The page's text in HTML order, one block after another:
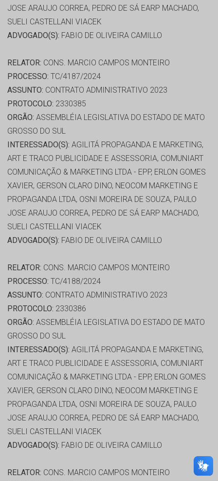
JOSE ARAUJO CORREA, PEDRO DE SÁ EARP MACHADO,
SUELI CASTELLANI VIACEK
ADVOGADO(S): FABIO DE OLIVEIRA CAMILLO
RELATOR: CONS. MARCIO CAMPOS MONTEIRO
PROCESSO: TC/4187/2024
ASSUNTO: CONTRATO ADMINISTRATIVO 2023
PROTOCOLO: 2330385
ORGÃO: ASSEMBLÉIA LEGISLATIVA DO ESTADO DE MATO
GROSSO DO SUL
INTERESSADO(S): AGILITÁ PROPAGANDA E MARKETING,
ART E TRACO PUBLICIDADE E ASSESSORIA, COMUNIART
COMUNICAÇÃO & MARKETING LTDA - EPP, ERLON GOMES
XAVIER, GERSON CLARO DINO, NEOCOM MARKETING E
PROPAGANDA LTDA, OSNI MOREIRA DE SOUZA, PAULO
JOSE ARAUJO CORREA, PEDRO DE SÁ EARP MACHADO,
SUELI CASTELLANI VIACEK
ADVOGADO(S): FABIO DE OLIVEIRA CAMILLO
RELATOR: CONS. MARCIO CAMPOS MONTEIRO
PROCESSO: TC/4188/2024
ASSUNTO: CONTRATO ADMINISTRATIVO 2023
PROTOCOLO: 2330386
ORGÃO: ASSEMBLÉIA LEGISLATIVA DO ESTADO DE MATO
GROSSO DO SUL
INTERESSADO(S): AGILITÁ PROPAGANDA E MARKETING,
ART E TRACO PUBLICIDADE E ASSESSORIA, COMUNIART
COMUNICAÇÃO & MARKETING LTDA - EPP, ERLON GOMES
XAVIER, GERSON CLARO DINO, NEOCOM MARKETING E
PROPAGANDA LTDA, OSNI MOREIRA DE SOUZA, PAULO
JOSE ARAUJO CORREA, PEDRO DE SÁ EARP MACHADO,
SUELI CASTELLANI VIACEK
ADVOGADO(S): FABIO DE OLIVEIRA CAMILLO
RELATOR: CONS. MARCIO CAMPOS MONTEIRO